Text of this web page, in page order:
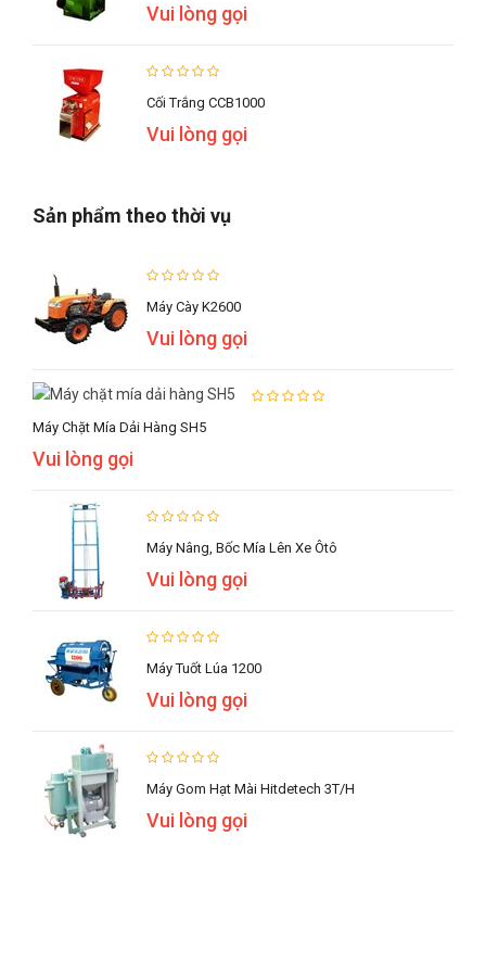
Vui lòng gọi
Cối Trắng CCB1000
Vui lòng gọi
Sản phẩm theo thời vụ
Máy Cày K2600
Vui lòng gọi
Máy Chặt Mía Dải Hàng SH5
Vui lòng gọi
Máy Nâng, Bốc Mía Lên Xe Ôtô
Vui lòng gọi
Máy Tuốt Lúa 1200
Vui lòng gọi
Máy Gom Hạt Mài Hitdetech 3T/h
Vui lòng gọi